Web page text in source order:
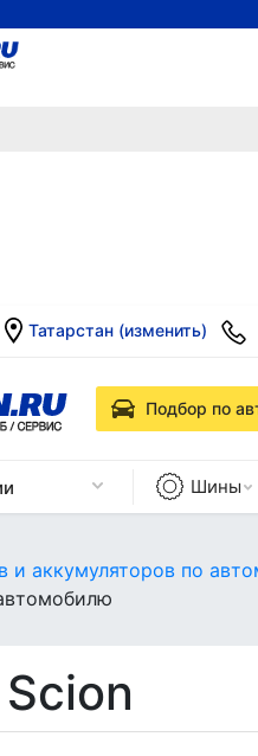
Татарстан (изменить)
Шины
Подбор по
и аккумуляторов по